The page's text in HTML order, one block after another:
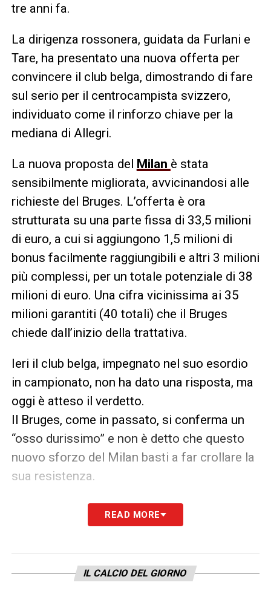
tre anni fa.
La dirigenza rossonera, guidata da Furlani e
Tare, ha presentato una nuova offerta per
convincere il club belga, dimostrando di fare
sul serio per il centrocampista svizzero,
individuato come il rinforzo chiave per la
mediana di Allegri.
La nuova proposta del Milan è stata
sensibilmente migliorata, avvicinandosi alle
richieste del Bruges. L’offerta è ora
strutturata su una parte fissa di 33,5 milioni
di euro, a cui si aggiungono 1,5 milioni di
bonus facilmente raggiungibili e altri 3 milioni
più complessi, per un totale potenziale di 38
milioni di euro. Una cifra vicinissima ai 35
milioni garantiti (40 totali) che il Bruges
chiede dall’inizio della trattativa.
Ieri il club belga, impegnato nel suo esordio
in campionato, non ha dato una risposta, ma
oggi è atteso il verdetto.
Il Bruges, come in passato, si conferma un
“osso durissimo” e non è detto che questo
nuovo sforzo del Milan basti a far crollare la
sua resistenza.
Chi spera in una fumata bianca è soprattutto
il giocatore. Ardon Jashari sta spingendo per
status da separato in casa arriva
direttamente dallo spogliatoio: a differenza
READ MORE
IL CALCIO DEL GIORNO